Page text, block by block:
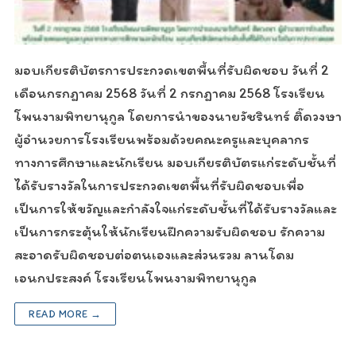
มอบเกียรติบัตรการประกวดเขตพื้นที่รับผิดชอบ วันที่ 2
เดือนกรกฎาคม 2568 วันที่ 2 กรกฎาคม 2568 โรงเรียน
โพนงามพิทยานุกูล โดยการนำของนายวัชรินทร์ ติ๊ดวงษา
ผู้อำนวยการโรงเรียนพร้อมด้วยคณะครูและบุคลากร
ทางการศึกษาและนักเรียน มอบเกียรติบัตรแก่ระดับชั้นที่
ได้รับรางวัลในการประกวดเขตพื้นที่รับผิดชอบเพื่อ
เป็นการให้ขวัญและกำลังใจแก่ระดับชั้นที่ได้รับรางวัลและ
เป็นการกระตุ้นให้นักเรียนฝึกความรับผิดชอบ รักความ
สะอาดรับผิดชอบต่อตนเองและส่วนรวม ลานโดม
เอนกประสงค์ โรงเรียนโพนงามพิทยานุกูล
READ MORE →